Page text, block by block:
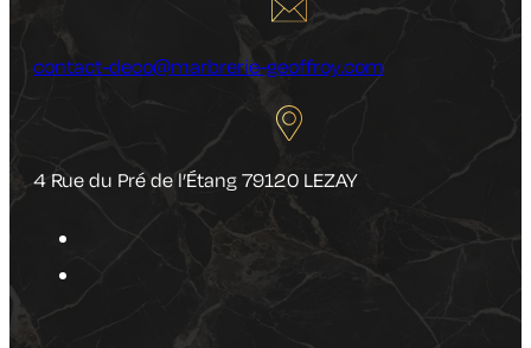
contact-deco@marbrerie-geoffroy.com
4 Rue du Pré de l’Étang 79120 LEZAY